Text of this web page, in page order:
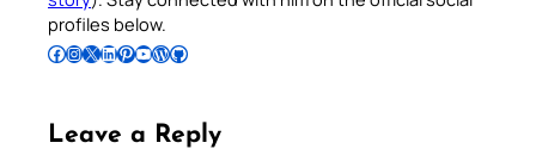
profiles below.
Follow Pradeep on Facebook Follow Pradeep on InstagramFollow Pradeep on X Follow Pradeep on LinkedIn Follow Pradeep on Pinterest Subscribe to Pradeep’s Youtube Channel Follow Pradeep on WordPress Follow Pradeep on GitHub
Leave a Reply